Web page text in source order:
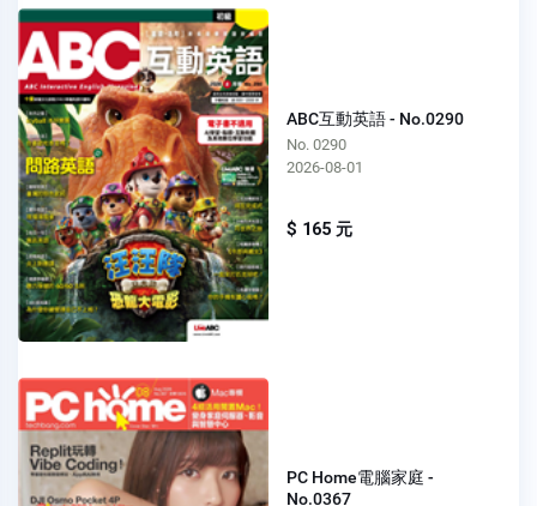
ABC互動英語 - No.0290
No. 0290
2026-08-01
$ 165 元
PC Home電腦家庭 -
No.0367